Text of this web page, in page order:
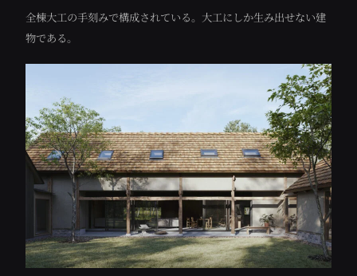
全棟大工の手刻みで構成されている。大工にしか生み出せない建
物である。